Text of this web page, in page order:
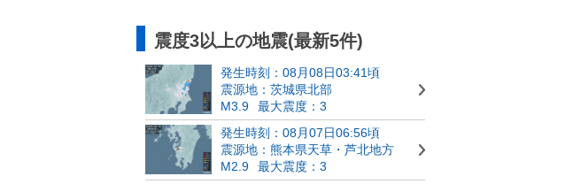
震度3以上の地震(最新5件)
発生時刻：08月08日03:41頃
震源地：茨城県北部
M3.9
最大震度：3
発生時刻：08月07日06:56頃
震源地：熊本県天草・芦北地方
M2.9
最大震度：3